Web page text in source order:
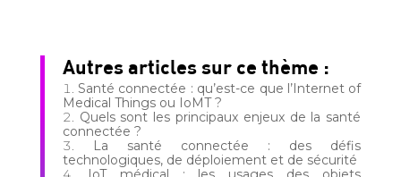
Autres articles sur ce thème :
Santé connectée : qu’est-ce que l’Internet of
Medical Things ou IoMT ?
Quels sont les principaux enjeux de la santé
connectée ?
La santé connectée : des défis
technologiques, de déploiement et de sécurité